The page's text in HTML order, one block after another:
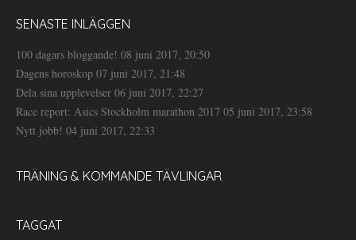
SENASTE INLÄGGEN
100 dagars bloggande! 08 juni 2017, 20:50
Dagens horoskop 07 juni 2017, 21:48
Dela sina upplevelser 06 juni 2017, 22:27
Race report: Asics Stockholm marathon 2017 05 juni 2017, 23:58
Nytt jobb! 04 juni 2017, 22:33
TRÄNING & KOMMANDE TÄVLINGAR
TAGGAT